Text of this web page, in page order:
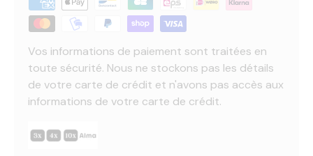
Vos informations de paiement sont traitées en
toute sécurité. Nous ne stockons pas les détails
de votre carte de crédit et n'avons pas accès aux
informations de votre carte de crédit.